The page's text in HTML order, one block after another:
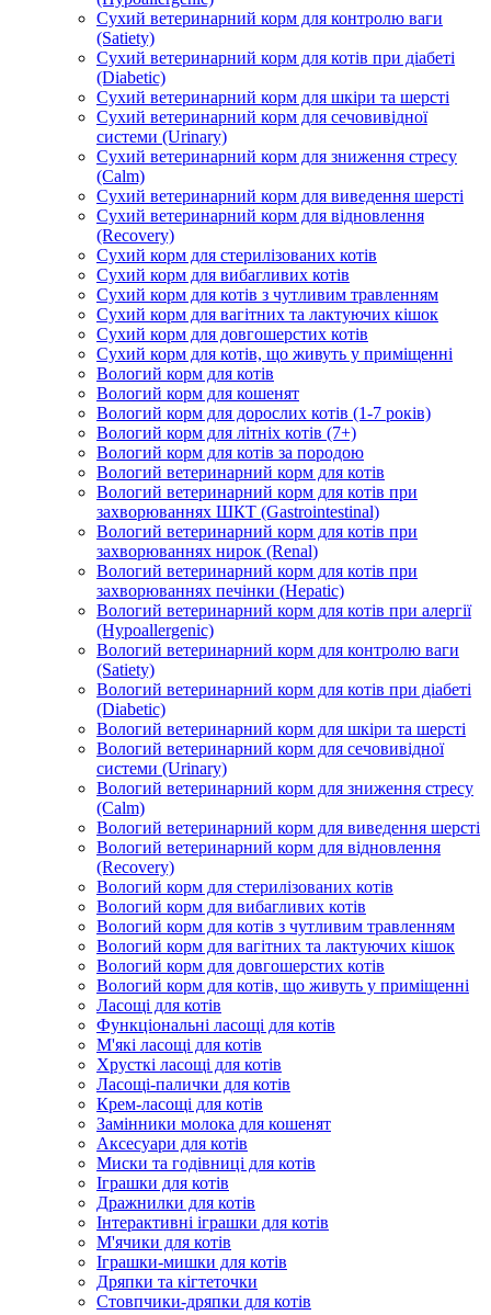
Сухий ветеринарний корм для контролю ваги
(Satiety)
Сухий ветеринарний корм для котів при діабеті
(Diabetic)
Сухий ветеринарний корм для шкіри та шерсті
Сухий ветеринарний корм для сечовивідної
системи (Urinary)
Сухий ветеринарний корм для зниження стресу
(Calm)
Сухий ветеринарний корм для виведення шерсті
Сухий ветеринарний корм для відновлення
(Recovery)
Сухий корм для стерилізованих котів
Сухий корм для вибагливих котів
Сухий корм для котів з чутливим травленням
Сухий корм для вагітних та лактуючих кішок
Сухий корм для довгошерстих котів
Сухий корм для котів, що живуть у приміщенні
Вологий корм для котів
Вологий корм для кошенят
Вологий корм для дорослих котів (1-7 років)
Вологий корм для літніх котів (7+)
Вологий корм для котів за породою
Вологий ветеринарний корм для котів
Вологий ветеринарний корм для котів при
захворюваннях ШКТ (Gastrointestinal)
Вологий ветеринарний корм для котів при
захворюваннях нирок (Renal)
Вологий ветеринарний корм для котів при
захворюваннях печінки (Hepatic)
Вологий ветеринарний корм для котів при алергії
(Hypoallergenic)
Вологий ветеринарний корм для контролю ваги
(Satiety)
Вологий ветеринарний корм для котів при діабеті
(Diabetic)
Вологий ветеринарний корм для шкіри та шерсті
Вологий ветеринарний корм для сечовивідної
системи (Urinary)
Вологий ветеринарний корм для зниження стресу
(Calm)
Вологий ветеринарний корм для виведення шерсті
Вологий ветеринарний корм для відновлення
(Recovery)
Вологий корм для стерилізованих котів
Вологий корм для вибагливих котів
Вологий корм для котів з чутливим травленням
Вологий корм для вагітних та лактуючих кішок
Вологий корм для довгошерстих котів
Вологий корм для котів, що живуть у приміщенні
Ласощі для котів
Функціональні ласощі для котів
М'які ласощі для котів
Хрусткі ласощі для котів
Ласощі-палички для котів
Крем-ласощі для котів
Замінники молока для кошенят
Аксесуари для котів
Миски та годівниці для котів
Іграшки для котів
Дражнилки для котів
Інтерактивні іграшки для котів
М'ячики для котів
Іграшки-мишки для котів
Дряпки та кігтеточки
Стовпчики-дряпки для котів